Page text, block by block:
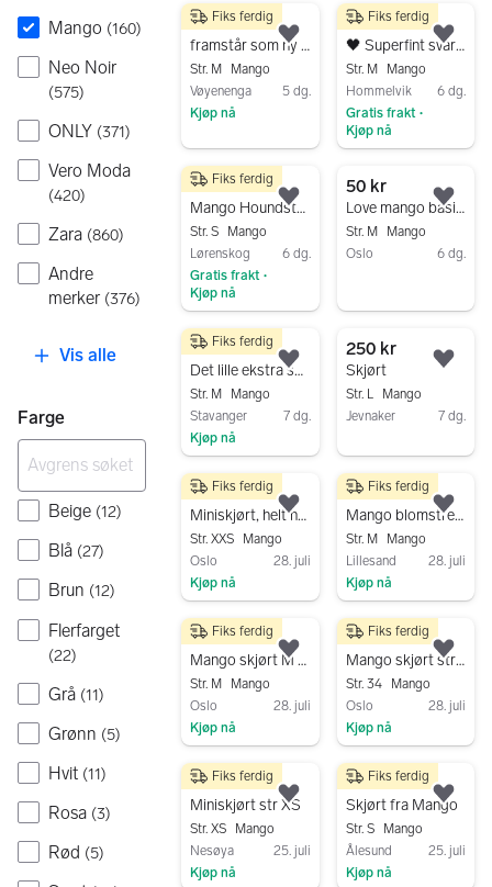
Mango (160)
Neo Noir
(575)
ONLY (371)
Vero Moda
(420)
Zara (860)
Andre
merker (376)
Vis alle
Farge
Beige (12)
Blå (27)
Brun (12)
Flerfarget
(22)
Grå (11)
Grønn (5)
Hvit (11)
Rosa (3)
Rød (5)
150 kr
framstår som ny skjørt fra Mango
Str. M
Mango
Vøyenenga
5 dg.
Kjøp nå
Fiks ferdig
Legg til som favoritt.
Gå til annonsen
149 kr
🖤 Superfint svart miniskjørt fra Mango – så flatterende 😍✨ 🖤
Str. M
Mango
Hommelvik
6 dg.
Gratis frakt •
Kjøp nå
Fiks ferdig
250 kr
Mango Houndstooth Mini Skirt
Str. S
Mango
Lørenskog
6 dg.
Gratis frakt •
Kjøp nå
Fiks ferdig
Legg til som favoritt.
50 kr
Love mango basic skjørt M
Str. M
Mango
Oslo
6 dg.
50 kr
Det lille ekstra skjørtet
Str. M
Mango
Stavanger
7 dg.
Kjøp nå
Fiks ferdig
Legg til som favoritt.
250 kr
Skjørt
Str. L
Mango
Jevnaker
7 dg.
400 kr
Miniskjørt, helt nytt
Str. XXS
Mango
Oslo
28. juli
Kjøp nå
Fiks ferdig
Legg til som favoritt.
200 kr
Mango blomstrete skjørt M flerfarget
Str. M
Mango
Lillesand
28. juli
Kjøp nå
Fiks ferdig
200 kr
Mango skjørt M brun slangeskinnsmønster bomull
Str. M
Mango
Oslo
28. juli
Kjøp nå
Fiks ferdig
Legg til som favoritt.
250 kr
Mango skjørt str 34 flerfarget polyester
Str. 34
Mango
Oslo
28. juli
Kjøp nå
Fiks ferdig
190 kr
Miniskjørt str XS
Str. XS
Mango
Nesøya
25. juli
Kjøp nå
Fiks ferdig
Legg til som favoritt.
250 kr
Skjørt fra Mango
Str. S
Mango
Ålesund
25. juli
Kjøp nå
Fiks ferdig